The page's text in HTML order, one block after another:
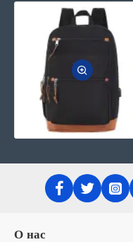
О нас